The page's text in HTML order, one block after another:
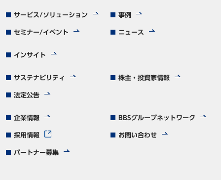
サービス/ソリューション 事例
セミナー/イベント ニュース
インサイト
サステナビリティ 株主・投資家情報
法定公告
企業情報 BBSグループネットワーク
採用情報 お問い合わせ
パートナー募集